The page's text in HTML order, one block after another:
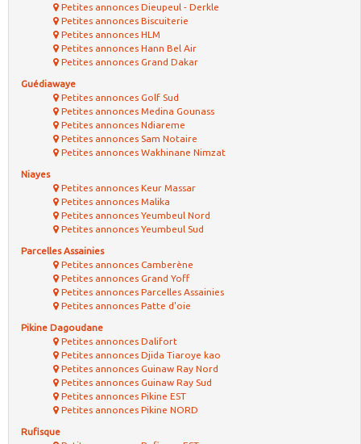
Petites annonces Dieupeul - Derkle
Petites annonces Biscuiterie
Petites annonces HLM
Petites annonces Hann Bel Air
Petites annonces Grand Dakar
Guédiawaye
Petites annonces Golf Sud
Petites annonces Medina Gounass
Petites annonces Ndiareme
Petites annonces Sam Notaire
Petites annonces Wakhinane Nimzat
Niayes
Petites annonces Keur Massar
Petites annonces Malika
Petites annonces Yeumbeul Nord
Petites annonces Yeumbeul Sud
Parcelles Assainies
Petites annonces Camberène
Petites annonces Grand Yoff
Petites annonces Parcelles Assainies
Petites annonces Patte d'oie
Pikine Dagoudane
Petites annonces Dalifort
Petites annonces Djida Tiaroye kao
Petites annonces Guinaw Ray Nord
Petites annonces Guinaw Ray Sud
Petites annonces Pikine EST
Petites annonces Pikine NORD
Rufisque